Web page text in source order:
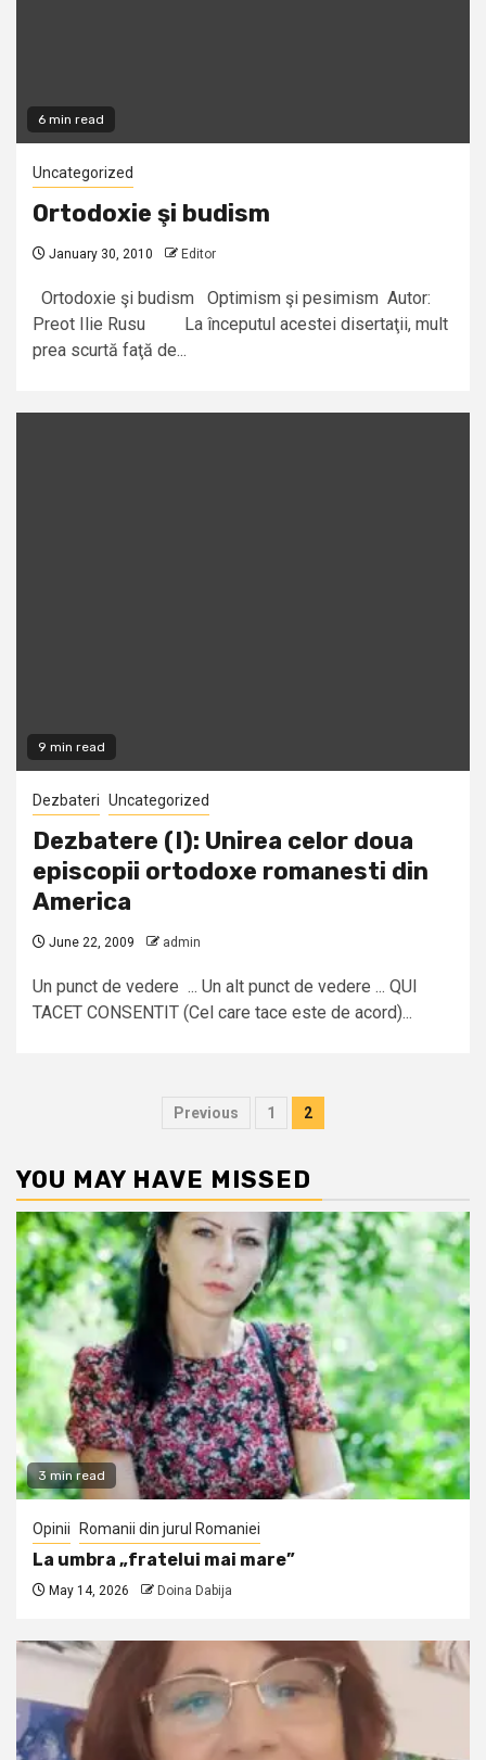
6 min read
Uncategorized
Ortodoxie şi budism
January 30, 2010 Editor
Ortodoxie şi budism Optimism şi pesimism Autor:
Preot Ilie Rusu La începutul acestei disertaţii, mult
prea scurtă faţă de...
9 min read
Dezbateri Uncategorized
Dezbatere (I): Unirea celor doua
episcopii ortodoxe romanesti din
America
June 22, 2009 admin
Un punct de vedere ... Un alt punct de vedere ... QUI
TACET CONSENTIT (Cel care tace este de acord)...
Posts
Previous 1 2
YOU MAY HAVE MISSED
3 min read
Opinii Romanii din jurul Romaniei
La umbra „fratelui mai mare”
May 14, 2026 Doina Dabija